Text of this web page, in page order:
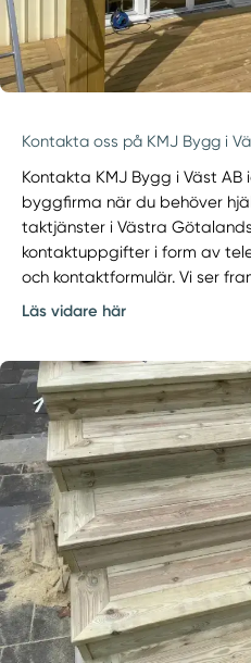
Kontakta oss på KMJ Bygg i
Kontakta KMJ Bygg i Väst
byggfirma när du behöver
taktjänster i Västra
kontaktuppgifter i form av
och kontaktformulär. Vi ser
Läs vidare här